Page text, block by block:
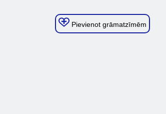
Pievienot grāmatzīmēm